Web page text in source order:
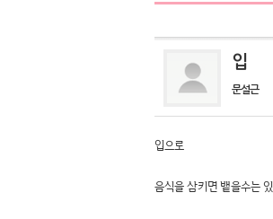
입
문설근
입으로
음식을 삼키면 뱉을수는